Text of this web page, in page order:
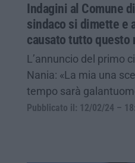
Indagini al Comune
sindaco si dimette e
causato tutto questo
L’annuncio del primo
Nania: «La mia una
tempo sarà
Pubblicato il: 12/02/24 –